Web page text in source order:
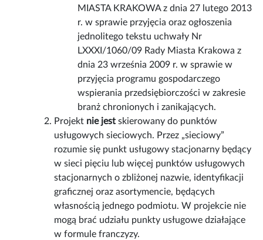
MIASTA KRAKOWA z dnia 27 lutego 2013
r. w sprawie przyjęcia oraz ogłoszenia
jednolitego tekstu uchwały Nr
LXXXI/1060/09 Rady Miasta Krakowa z
dnia 23 września 2009 r. w sprawie w
przyjęcia programu gospodarczego
wspierania przedsiębiorczości w zakresie
branż chronionych i zanikających.
Projekt nie jestskierowany do punktów
usługowych sieciowych. Przez „sieciowy”
rozumie się punkt usługowy stacjonarny będący
w sieci pięciu lub więcej punktów usługowych
stacjonarnych o zbliżonej nazwie, identyfikacji
graficznej oraz asortymencie, będących
własnością jednego podmiotu. W projekcie nie
mogą brać udziału punkty usługowe działające
w formule franczyzy.